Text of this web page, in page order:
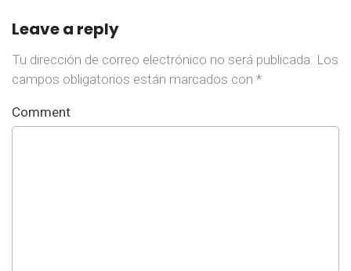
Leave a reply
Tu dirección de correo electrónico no será publicada. Los
campos obligatorios están marcados con *
Comment